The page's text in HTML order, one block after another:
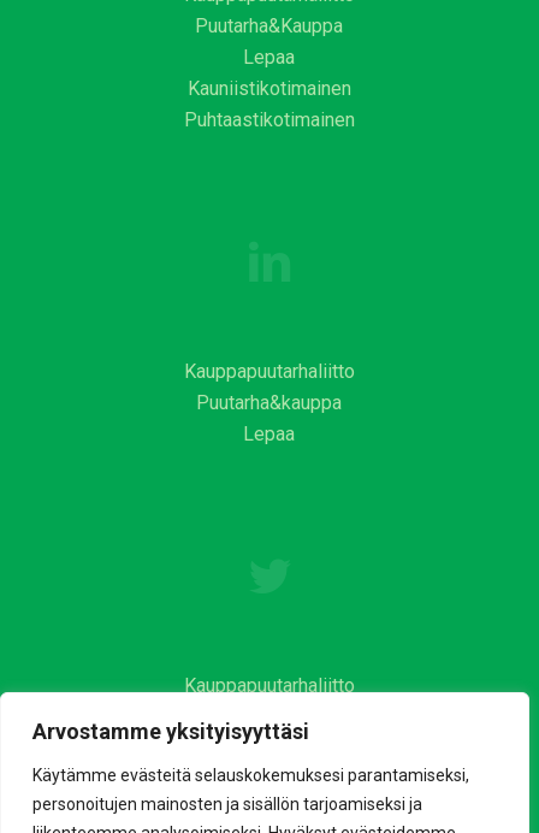
Arvostamme yksityisyyttäsi
Käytämme evästeitä selauskokemuksesi parantamiseksi,
personoitujen mainosten ja sisällön tarjoamiseksi ja
Puutarha&Kauppa
Lepaa
Kauniistikotimainen
Puhtaastikotimainen
Kauppapuutarhaliitto
Puutarha&kauppa
Lepaa
Kauppapuutarhaliitto